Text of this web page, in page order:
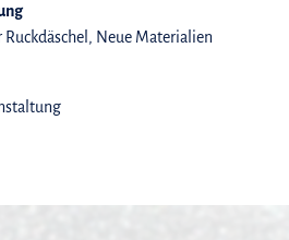
Neue Materialien